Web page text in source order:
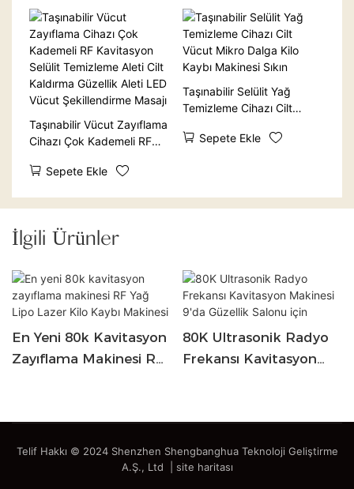
Tedavisi Vakumlu Siyah
Nokta Temizleyici
Taşınabilir Vücut Zayıflama
Cihazı Çok Kademeli RF
Temizleme Aleti Cilt
Vücut Şekillendirme Masajı
Sepete Ekle
Taşınabilir Selülit Yağ
Temizleme Cihazı Cilt
Kaybı Makinesi Sıkın
Sepete Ekle
İlgili Ürünler
En Yeni 80k Kavitasyon
Zayıflama Makinesi RF
80K Ultrasonik Radyo
Frekansı Kavitasyon
Telif Hakkı © 2024 Shenzhen Shengbanghua Teknoloji Geliştirme
A.Ş., Ltd | site haritası